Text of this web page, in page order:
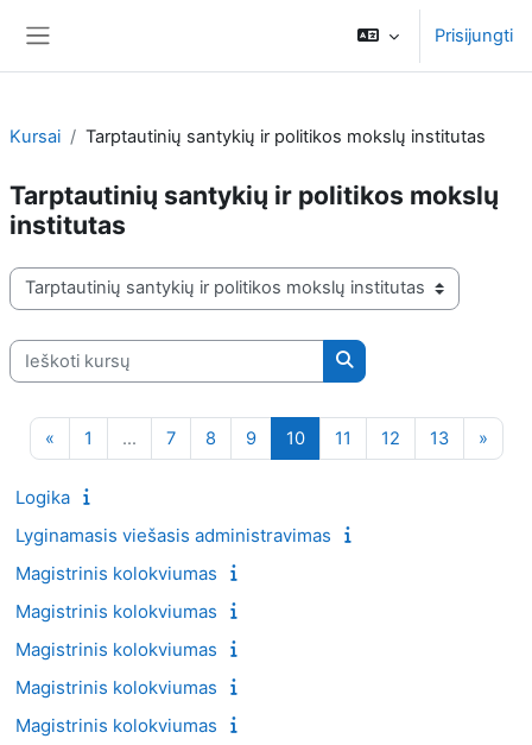
Prisijungti
Kursai Tarptautinių santykių ir politikos mokslų institutas
Tarptautinių santykių ir politikos mokslų
institutas
Kursų kategorijos
Ieškoti kursų
Ieškoti kursų
«Ankstesnis puslapis
1 1 puslapis
… 77 puslapis
88 puslapis
99 puslapis
1010 puslapis
11 11 puslapis
1212 puslapis
1313 »Kitas
Logika
Lyginamasis viešasis administravimas
Magistrinis kolokviumas
Magistrinis kolokviumas
Magistrinis kolokviumas
Magistrinis kolokviumas
Magistrinis kolokviumas